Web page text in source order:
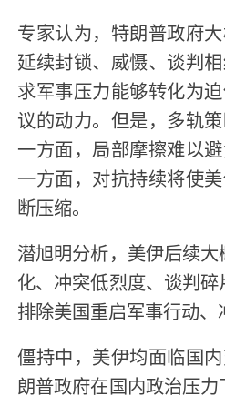
专家认为，特朗普政府
延续封锁、威慑、谈判
求军事压力能够转化为
议的动力。但是，多轨
一方面，局部摩擦难以
一方面，对抗持续将使
断压缩。
潜旭明分析，美伊后续
化、冲突低烈度、谈判
排除美国重启军事行动、
僵持中，美伊均面临国
朗普政府在国内政治压